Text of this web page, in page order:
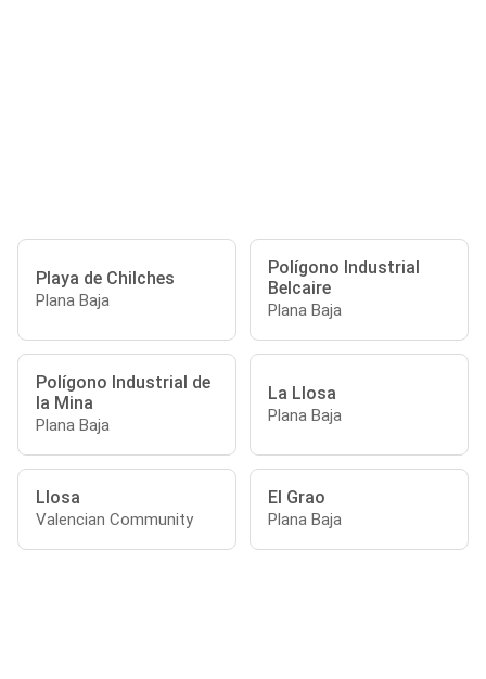
Playa de Chilches
Plana Baja
Polígono Industrial
Belcaire
Plana Baja
Polígono Industrial de
la Mina
Plana Baja
La Llosa
Plana Baja
Llosa
Valencian Community
El Grao
Plana Baja